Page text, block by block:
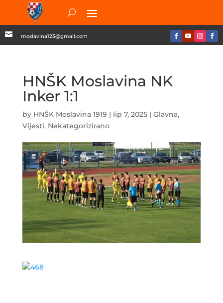
 moslavina123@gmail.com
HNŠK Moslavina NK
Inker 1:1
by HNŠK Moslavina 1919 | lip 7, 2025| Glavna,
Vijesti, Nekategorizirano